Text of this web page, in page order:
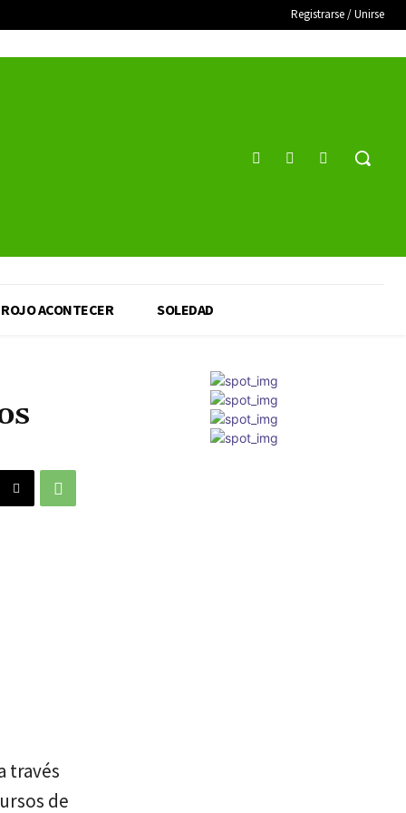
Registrarse / Unirse
ROJO ACONTECER SOLEDAD
través
de